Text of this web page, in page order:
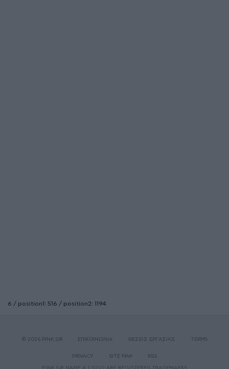
6 / position1: 516 / position2: 1194
© 2026 PINK.GR ΕΠΙΚΟΙΝΩΝΙΑ ΘΕΣΕΙΣ ΕΡΓΑΣΙΑΣ TERMS
PRIVACY SITE MAP
RSS
PINK.GR NAME & LOGO ARE REGISTERED TRADEMARKS